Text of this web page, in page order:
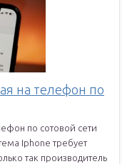
на телефон по
по сотовой сети
Iphone требует
так производитель